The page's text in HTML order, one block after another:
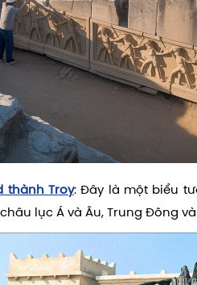
thành Troy: Đây là một biểu
lục Á và Âu, Trung Đông